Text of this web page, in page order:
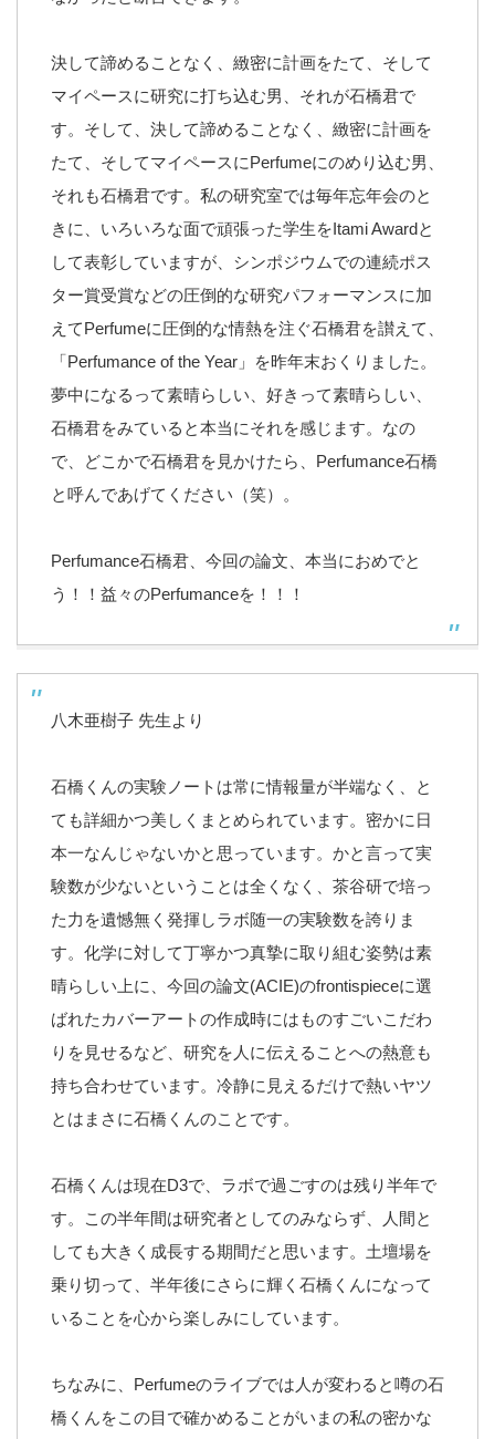
決して諦めることなく、緻密に計画をたて、そして
マイペースに研究に打ち込む男、それが石橋君で
す。そして、決して諦めることなく、緻密に計画を
たて、そしてマイペースにPerfumeにのめり込む男、
それも石橋君です。私の研究室では毎年忘年会のと
きに、いろいろな面で頑張った学生をItami Awardと
して表彰していますが、シンポジウムでの連続ポス
ター賞受賞などの圧倒的な研究パフォーマンスに加
えてPerfumeに圧倒的な情熱を注ぐ石橋君を讃えて、
「Perfumance of the Year」を昨年末おくりました。
夢中になるって素晴らしい、好きって素晴らしい、
石橋君をみていると本当にそれを感じます。なの
で、どこかで石橋君を見かけたら、Perfumance石橋
と呼んであげてください（笑）。
Perfumance石橋君、今回の論文、本当におめでと
う！！益々のPerfumanceを！！！
八木亜樹子 先生より
石橋くんの実験ノートは常に情報量が半端なく、と
ても詳細かつ美しくまとめられています。密かに日
本一なんじゃないかと思っています。かと言って実
験数が少ないということは全くなく、茶谷研で培っ
た力を遺憾無く発揮しラボ随一の実験数を誇りま
す。化学に対して丁寧かつ真摯に取り組む姿勢は素
晴らしい上に、今回の論文(ACIE)のfrontispieceに選
ばれたカバーアートの作成時にはものすごいこだわ
りを見せるなど、研究を人に伝えることへの熱意も
持ち合わせています。冷静に見えるだけで熱いヤツ
とはまさに石橋くんのことです。
石橋くんは現在D3で、ラボで過ごすのは残り半年で
す。この半年間は研究者としてのみならず、人間と
しても大きく成長する期間だと思います。土壇場を
乗り切って、半年後にさらに輝く石橋くんになって
いることを心から楽しみにしています。
ちなみに、Perfumeのライブでは人が変わると噂の石
橋くんをこの目で確かめることがいまの私の密かな